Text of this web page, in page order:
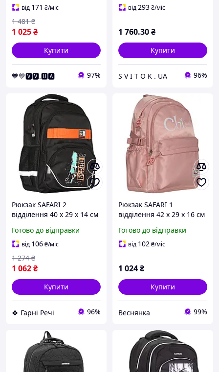
від 171 ₴/міс
1 025₴
1 481 ₴
Купити
💙💛🆅🆅.🆄🅰 97%
від293₴/міс
1 760.30₴
Купити
S V I T O K . UA 96%
Рюкзак SAFARI 2
відділення 40 x 29 x 14 см
Чорний арт. 24-268M-3
Готово до відправки
від 106₴/міс
1 062₴
1 274 ₴
Купити
🍀 Гарні Речі 96%
Рюкзак SAFARI 1
відділення 42 x 29 x 16 см
305M-1
Готово до відправки
від 102₴/міс
1 024₴
Купити
Веснянка 99%